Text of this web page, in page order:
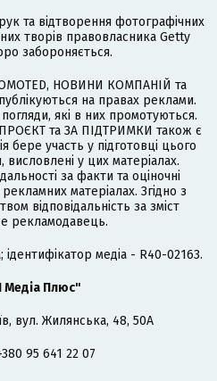
та відтворення фотографічних
творів правовласника Getty
забороняється.
НОВИНИ КОМПАНІЙ та
на правах реклами.
які в них промотуються.
та ЗА ПІДТРИМКИ також є
бере участь у підготовці цього
висловлені у цих матеріалах.
за факти та оціночні
матеріалах. Згідно з
відповідальність за зміст
рекламодавець.
медіа - R40-02163.
Плюс"
вул. Жилянська, 48, 50А
95 641 22 07